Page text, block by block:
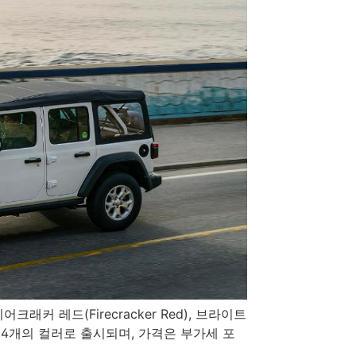
크래커 레드(Firecracker Red), 브라이트
의 컬러로 출시되며, 가격은 부가세 포